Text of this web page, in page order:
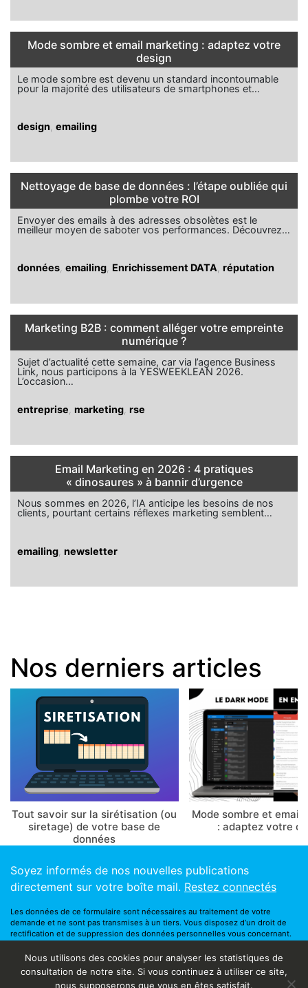
Mode sombre et email marketing : adaptez votre
design
Le mode sombre est devenu un standard incontournable
pour la majorité des utilisateurs de smartphones et…
design emailing
Nettoyage de base de données : l’étape oubliée qui
plombe votre ROI
Envoyer des emails à des adresses obsolètes est le
meilleur moyen de saboter vos performances. Découvrez…
données emailing Enrichissement DATA réputation
Marketing B2B : comment alléger votre empreinte
numérique ?
Sujet d’actualité cette semaine, car via l’agence Business
Link, nous participons à la YESWEEKLEAN 2026.
L’occasion…
entreprise marketing rse
Email Marketing en 2026 : 4 pratiques
« dinosaures » à bannir d’urgence
Nous sommes en 2026, l’IA anticipe les besoins de nos
clients, pourtant certains réflexes marketing semblent…
emailing newsletter
Nos derniers articles
Tout savoir sur la sirétisation (ou
siretage) de votre base de
données
Mode sombre et email
: adaptez votre
Soyez informés de nos nouvelles publications
directement sur votre boîte mail. Restez connectés
Les données de ce formulaire sont nécessaires au traitement de votre
demande et ne sont pas transmises à un tiers. Vous disposez d’un droit de
rectification et de suppression des données personnelles vous concernant.
responsable de la protection des données via ceformulaire.
©2018Happy Beez
Nous utilisons des cookies pour analyser les statistiques de
consultation de notre site. Si vous continuez à utiliser ce site,
nous supposerons que vous en êtes satisfait.